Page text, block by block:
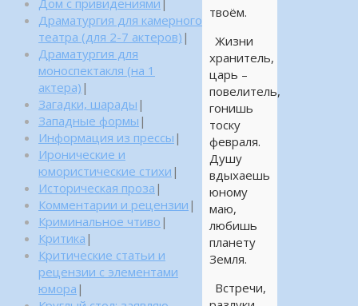
твоём.
Жизни
хранитель,
царь –
повелитель,
гонишь
тоску
февраля.
Душу
вдыхаешь
юному
маю,
любишь
планету
Земля.
Встречи,
Дом с привидениями |
Драматургия для камерного
театра (для 2-7 актеров) |
Драматургия для
моноспектакля (на 1
актера) |
Загадки, шарады |
Западные формы |
Информация из прессы |
Иронические и
юмористические стихи |
Историческая проза |
Комментарии и рецензии |
Криминальное чтиво |
Критика |
Критические статьи и
рецензии с элементами
юмора |